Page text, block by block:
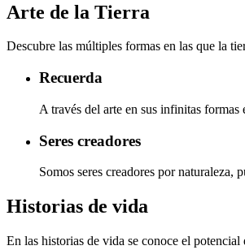
Arte de la Tierra
Descubre las múltiples formas en las que la
Recuerda
A través del arte en sus infinitas formas
Seres creadores
Somos seres creadores por naturaleza,
Historias de vida
En las historias de vida se conoce el potencial